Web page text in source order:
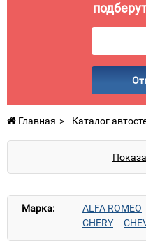
Главная Каталог
Марка: ALFA ROMEO
CHERY